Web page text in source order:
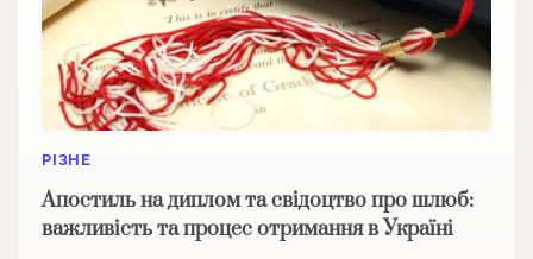
РІЗНЕ
Апостиль на диплом та свідоцтво про шлюб:
важливість та процес отримання в Україні